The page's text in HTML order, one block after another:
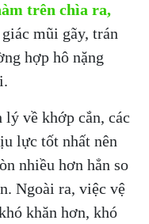
trên chìa ra,
mũi gãy, trán
hợp hô nặng
lý về khớp cắn, các
lực tốt nhất nên
nhiều hơn hẳn so
Ngoài ra, việc vệ
khăn hơn, khó